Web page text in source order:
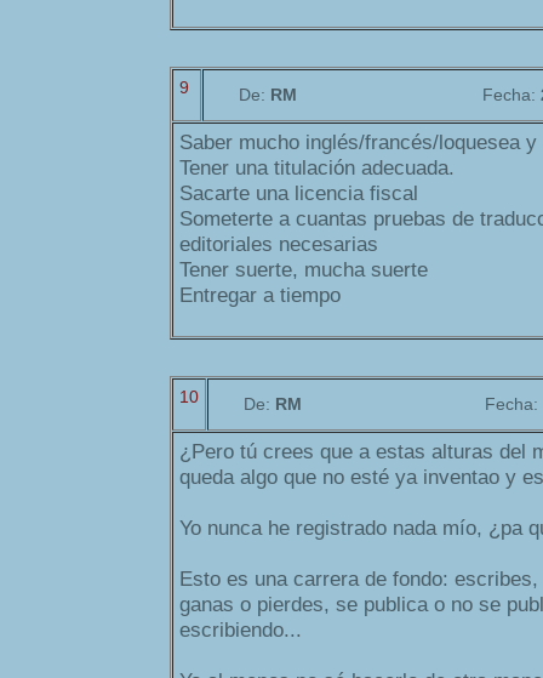
9 De: RM Fecha:
Saber mucho inglés/francés/loquesea
Tener una titulación adecuada.
Sacarte una licencia fiscal
Someterte a cuantas pruebas de
editoriales necesarias
Tener suerte, mucha suerte
Entregar a tiempo
10 De: RM Fecha:
¿Pero tú crees que a estas alturas del
queda algo que no esté ya inventao y
Yo nunca he registrado nada mío, ¿pa
Esto es una carrera de fondo:
ganas o pierdes, se publica o no se
escribiendo...